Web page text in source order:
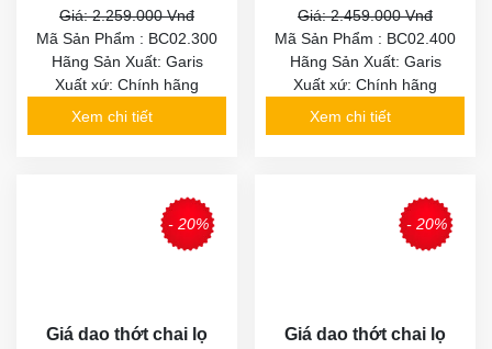
Giá: 2.259.000 Vnđ
Mã Sản Phẩm : BC02.300
Hãng Sản Xuất: Garis
Xuất xứ: Chính hãng
Xem chi tiết
Giá: 2.459.000 Vnđ
Mã Sản Phẩm : BC02.400
Hãng Sản Xuất: Garis
Xuất xứ: Chính hãng
Xem chi tiết
- 20%
Giá dao thớt chai lọ
- 20%
Giá dao thớt chai lọ